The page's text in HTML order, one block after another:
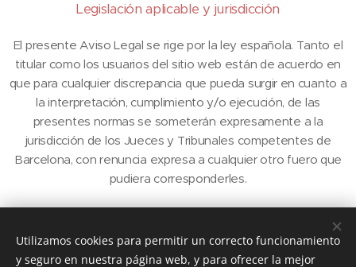
Legislación aplicable y jurisdicción
El presente Aviso Legal se rige por la ley española. Tanto el
titular como los usuarios del sitio web están de acuerdo en
que para cualquier discrepancia que pueda surgir en cuanto a
la interpretación, cumplimiento y/o ejecución, de las
presentes normas se someterán expresamente a la
jurisdicción de los Jueces y Tribunales competentes de
Barcelona, con renuncia expresa a cualquier otro fuero que
pudiera corresponderles.
© 2026 DEREPLAC SERVICES
Utilizamos cookies para permitir un correcto funcionamiento
y seguro en nuestra página web, y para ofrecer la mejor